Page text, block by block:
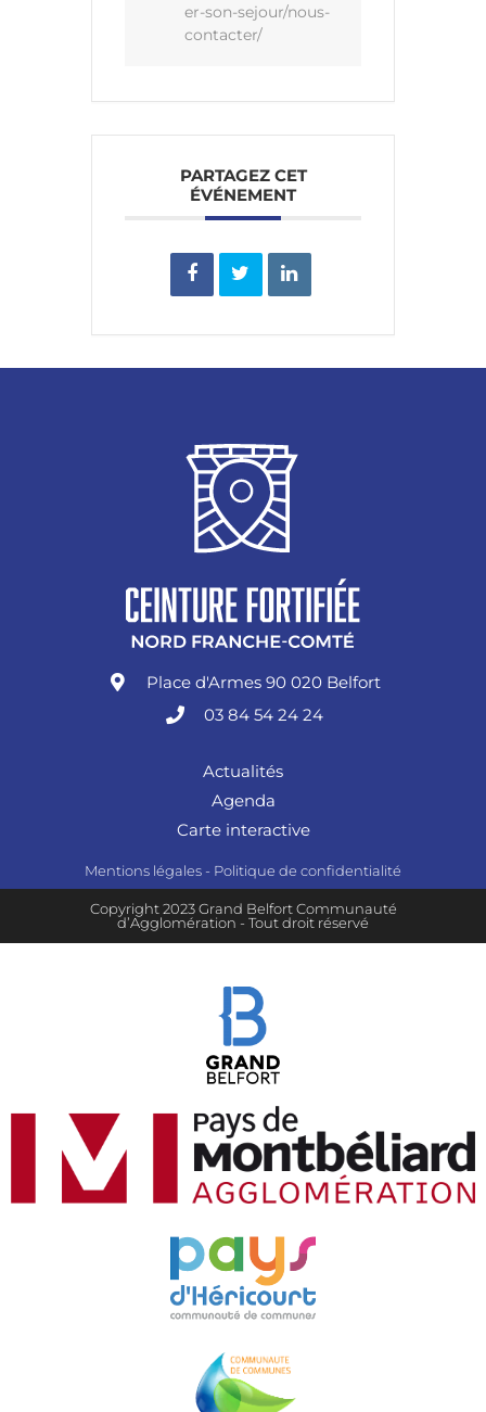
er-son-sejour/nous-
contacter/
PARTAGEZ CET
ÉVÉNEMENT
Place d'Armes 90 020 Belfort
03 84 54 24 24
Actualités
Agenda
Carte interactive
Mentions légales - Politique de confidentialité
Copyright 2023 Grand Belfort Communauté
d’Agglomération - Tout droit réservé